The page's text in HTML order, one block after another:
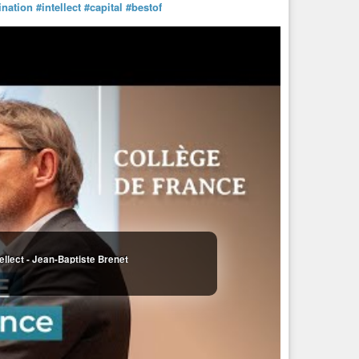
intelligence services inserted a human being into the
#Hernupublicly
insisted that no French service had
attempt to control information flow long enough to
different countries and eras.
to protect higher political
Hernu lost their positions. President François
damage before it reaches the center.
#intellect #capital #bestof
- Jean-Baptiste Brenet